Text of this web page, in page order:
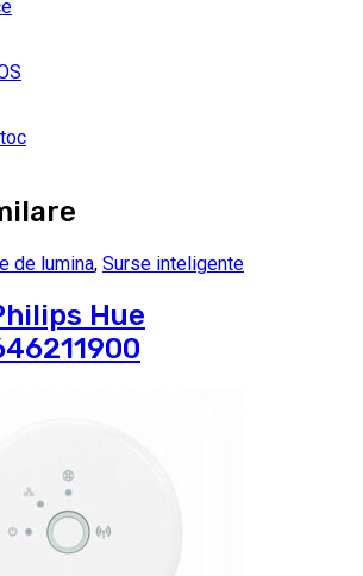
de lumina, Surse inteligente
Hue